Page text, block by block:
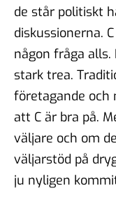
de står politiskt
diskussionerna.
någon fråga
stark trea.
företagande och
att C är bra på.
väljare och om
väljarstöd på
ju nyligen